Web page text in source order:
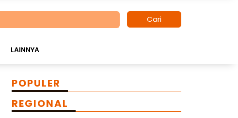
Cari
LAINNYA
POPULER
REGIONAL